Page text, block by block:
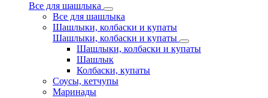
Все для шашлыка
Все для шашлыка
Шашлыки, колбаски и купаты
Шашлыки, колбаски и купаты
Шашлыки, колбаски и купаты
Шашлык
Колбаски, купаты
Соусы, кетчупы
Маринады